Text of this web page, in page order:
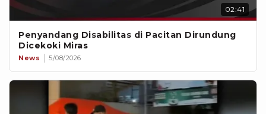
02:41
Penyandang Disabilitas di Pacitan Dirundung
Dicekoki Miras
News 5/08/2026